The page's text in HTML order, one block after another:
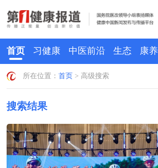
首页 习健康 中医前沿 生态 康养
所在位置：首页 > 高级搜索
搜索结果